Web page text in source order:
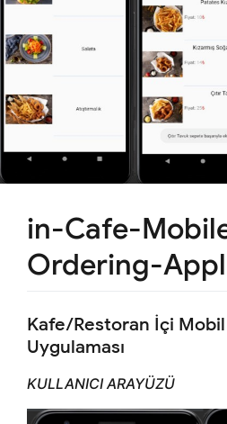
in-Cafe-
Ordering-
Kafe/Restoran İçi
Uygulaması
KULLANICI ARAYÜZÜ